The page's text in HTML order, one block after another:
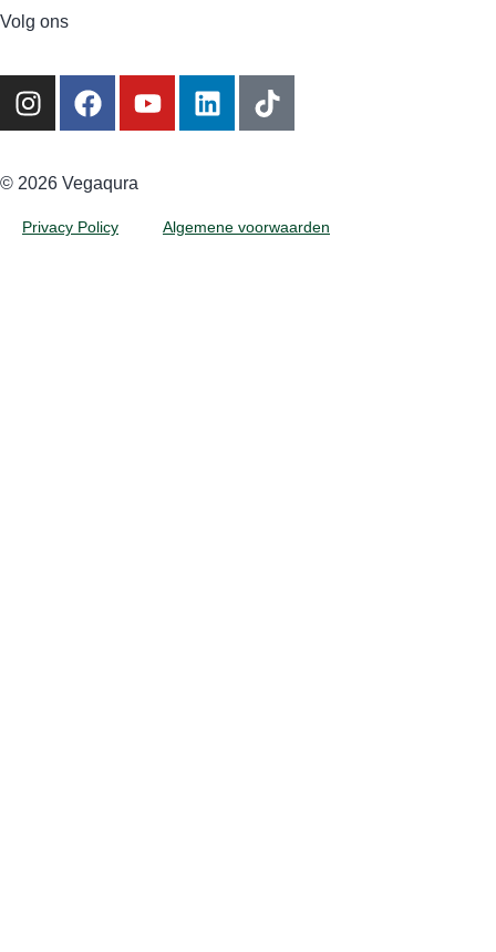
Volg ons
©️ 2026 Vegaqura
Privacy Policy Algemene voorwaarden